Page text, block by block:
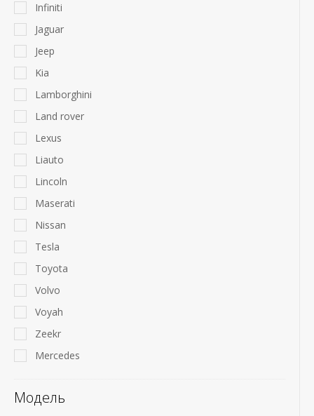
Infiniti
Jaguar
Jeep
Kia
Lamborghini
Land rover
Lexus
Liauto
Lincoln
Maserati
Nissan
Tesla
Toyota
Volvo
Voyah
Zeekr
Mercedes
Модель